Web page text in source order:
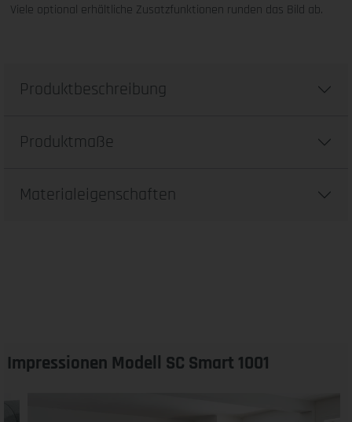
Viele optional erhältliche Zusatzfunktionen runden das Bild ab.
Produktbeschreibung
Produktmaße
Materialeigenschaften
Impressionen Modell SC Smart 1001